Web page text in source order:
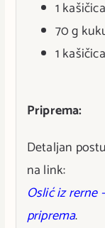
1
70 g
1
Priprema:
Detaljan
na link:
Oslić iz rerne
priprema.